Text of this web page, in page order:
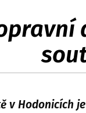
v Hodonicích